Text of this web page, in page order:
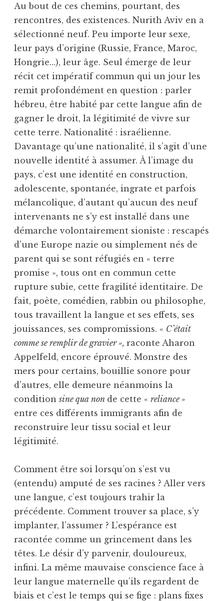
Au bout de ces chemins, pourtant, des
rencontres, des existences. Nurith Aviv en a
sélectionné neuf. Peu importe leur sexe,
leur pays d’origine (Russie, France, Maroc,
Hongrie…), leur âge. Seul émerge de leur
récit cet impératif commun qui un jour les
remit profondément en question : parler
hébreu, être habité par cette langue afin de
gagner le droit, la légitimité de vivre sur
cette terre. Nationalité : israélienne.
Davantage qu’une nationalité, il s’agit d’une
nouvelle identité à assumer. À l’image du
pays, c’est une identité en construction,
adolescente, spontanée, ingrate et parfois
mélancolique, d’autant qu’aucun des neuf
intervenants ne s’y est installé dans une
démarche volontairement sioniste : rescapés
d’une Europe nazie ou simplement nés de
parent qui se sont réfugiés en « terre
promise », tous ont en commun cette
rupture subie, cette fragilité identitaire. De
fait, poète, comédien, rabbin ou philosophe,
tous travaillent la langue et ses effets, ses
jouissances, ses compromissions. « C’était
comme se remplir de gravier », raconte Aharon
Appelfeld, encore éprouvé. Monstre des
mers pour certains, bouillie sonore pour
d’autres, elle demeure néanmoins la
conditionsine qua non de cette « reliance »
entre ces différents immigrants afin de
reconstruire leur tissu social et leur
légitimité.
Comment être soi lorsqu’on s’est vu
(entendu) amputé de ses racines ? Aller vers
une langue, c’est toujours trahir la
précédente. Comment trouver sa place, s’y
implanter, l’assumer ? L’espérance est
racontée comme un grincement dans les
têtes. Le désir d’y parvenir, douloureux,
infini. La même mauvaise conscience face à
leur langue maternelle qu’ils regardent de
biais et c’est le temps qui se fige : plans fixes